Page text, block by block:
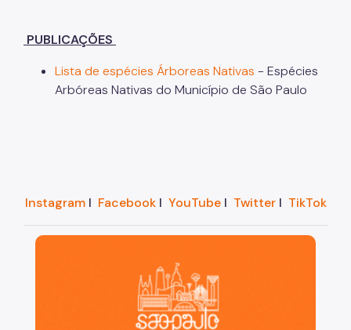
PUBLICAÇÕES
Lista de espécies Árboreas Nativas - Espécies
Arbóreas Nativas do Município de São Paulo
InstagramI FacebookI YouTubeI TwitterI TikTok
São Paulo, cidade inteligente, resiliente e sustentável